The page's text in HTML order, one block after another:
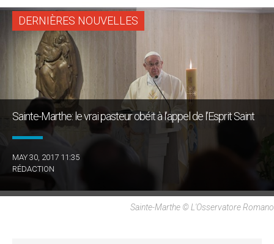
DERNIÈRES NOUVELLES
Sainte-Marthe: le vrai pasteur obéit à l’appel de l’Esprit Saint
MAY 30, 2017 11:35
RÉDACTION
Sainte-Marthe © L'Osservatore Romano